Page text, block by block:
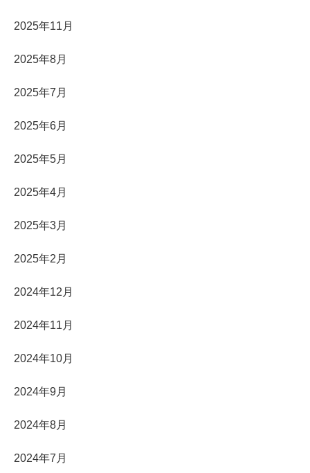
2025年11月
2025年8月
2025年7月
2025年6月
2025年5月
2025年4月
2025年3月
2025年2月
2024年12月
2024年11月
2024年10月
2024年9月
2024年8月
2024年7月